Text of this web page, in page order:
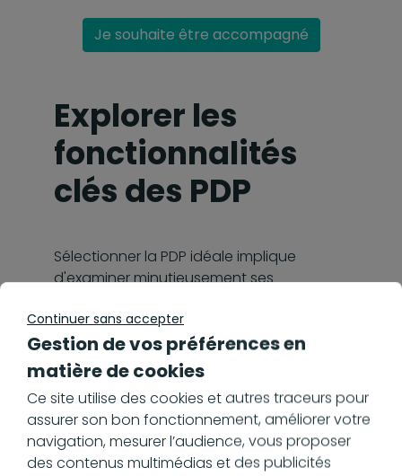
Je souhaite être accompagné
Explorer les
fonctionnalités
clés des PDP
Sélectionner la PDP idéale implique
d'examiner minutieusement ses
qu'elle respecte les normes de sécurité et
de conformité réglementaire.
Rechercher les
fonctionnalités
adéquates
Continuer sans accepter
Gestion de vos préférences en
matière de cookies
Ce site utilise des cookies et autres traceurs pour
assurer son bon fonctionnement, améliorer votre
navigation, mesurer l’audience, vous proposer
des contenus multimédias et des publicités